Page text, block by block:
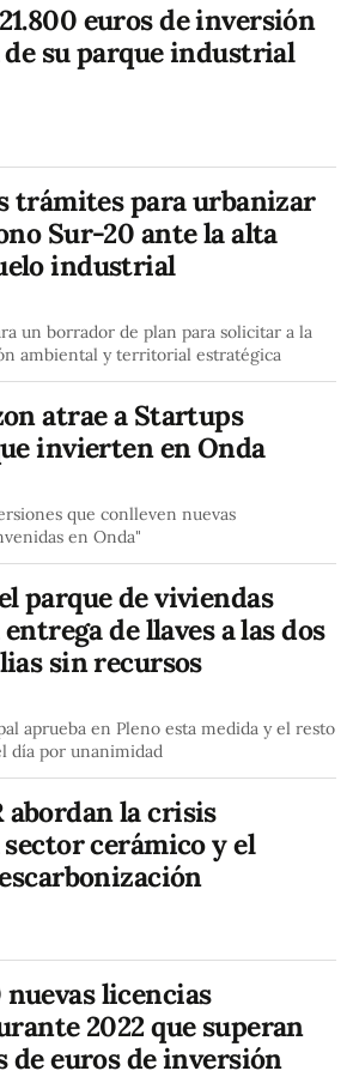
euros de inversión
su parque industrial
trámites para urbanizar
Sur-20 ante la alta
industrial
un borrador de plan para solicitar a la
ambiental y territorial estratégica
atrae a Startups
invierten en Onda
que conlleven nuevas
en Onda"
parque de viviendas
de llaves a las dos
sin recursos
aprueba en Pleno esta medida y el resto
día por unanimidad
abordan la crisis
cerámico y el
licencias
2022 que superan
de euros de inversión